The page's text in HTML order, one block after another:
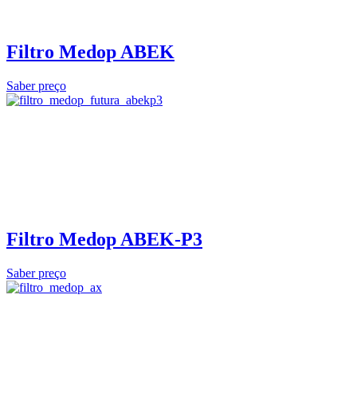
Filtro Medop ABEK
Saber preço
Filtro Medop ABEK-P3
Saber preço